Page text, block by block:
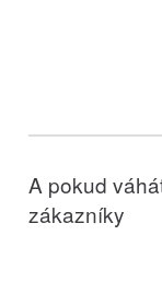
A pokud
zákazníky